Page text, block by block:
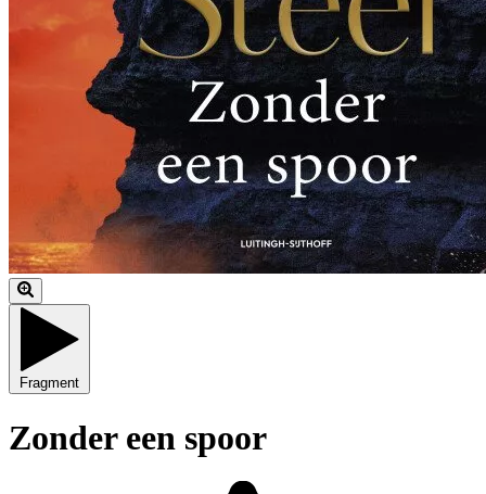
Fragment
Zonder een spoor